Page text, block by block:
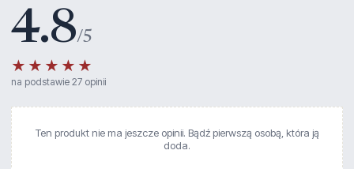
4.8/5
★★★★★
na podstawie 27 opinii
Ten produkt nie ma jeszcze opinii. Bądź pierwszą osobą, która ją
doda.